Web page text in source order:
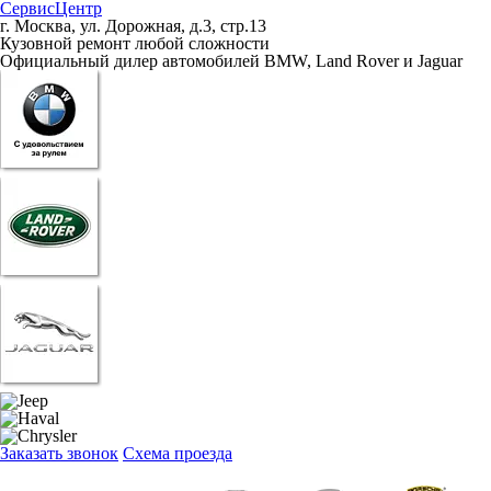
СервисЦентр
г. Москва, ул. Дорожная, д.3, стр.13
Кузовной ремонт любой сложности
Официальный дилер автомобилей BMW, Land Rover и Jaguar
Заказать звонок Схема проезда